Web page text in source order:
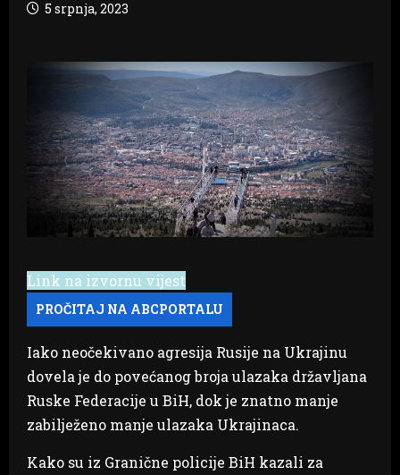
5 srpnja, 2023
Link na izvornu vijest
Iako neočekivano agresija Rusije na Ukrajinu
dovela je do povećanog broja ulazaka državljana
Ruske Federacije u BiH, dok je znatno manje
zabilježeno manje ulazaka Ukrajinaca.
Kako su iz Granične policije BiH kazali za